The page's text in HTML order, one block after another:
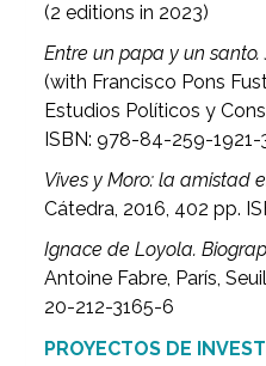
(2 editions in 2023)
Entre un papa y un santo.
(with Francisco Pons
Estudios Políticos y
ISBN: 978-84-259-1921-
Vives y Moro: la amistad
Cátedra, 2016, 402 pp.
Ignace de Loyola.
Antoine Fabre, París,
20-212-3165-6
PROYECTOS DE